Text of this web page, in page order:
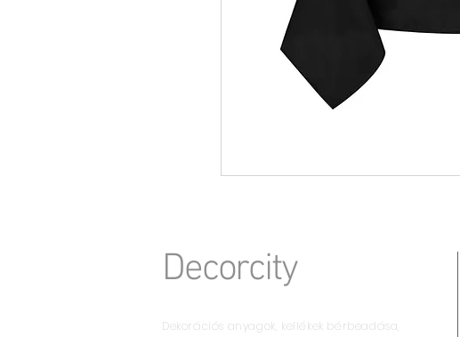
Decorcity
Dekorációs anyagok, kellékek bérbeadása,